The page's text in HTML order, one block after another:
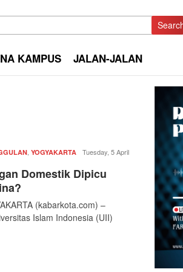
KAMPUS JALAN-JALAN
YOGYAKARTA Redaksi
kabarkota
Tuesday, 5 April
Domestik Dipicu
(kabarkota.com) –
Islam Indonesia (UII)